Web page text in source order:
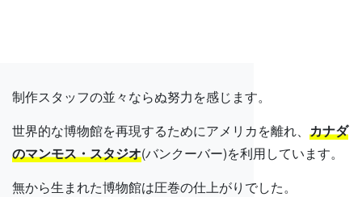
制作スタッフの並々ならぬ努力を感じます。
世界的な博物館を再現するためにアメリカを離れ、 カナダ
のマンモス・スタジオ(バンクーバー)を利用しています。
無から生まれた博物館は圧巻の仕上がりでした。